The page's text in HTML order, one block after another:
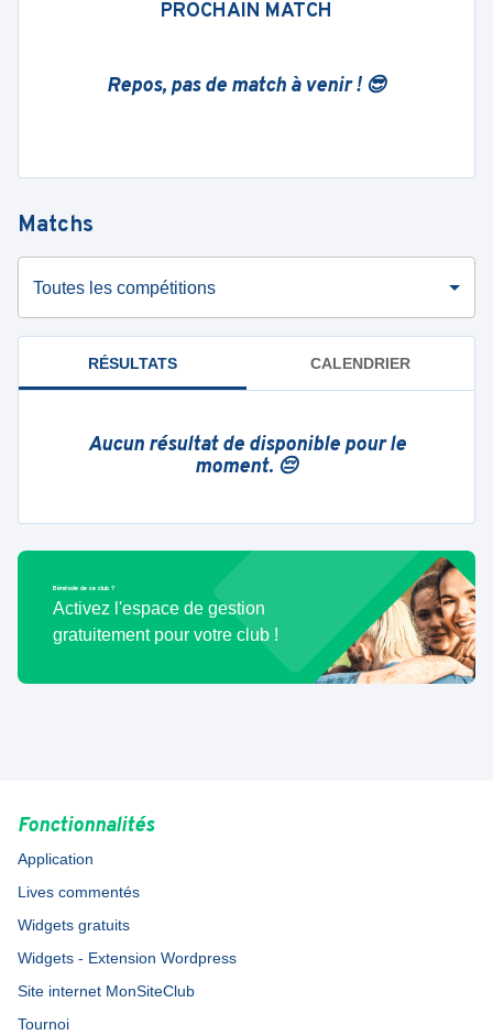
PROCHAIN MATCH
Repos, pas de match à venir ! 😎
Matchs
Toutes les compétitions
RÉSULTATS CALENDRIER
Aucun résultat de disponible pour le
moment. 😔
Bénévole de ce club ?
Activez l'espace de gestion
gratuitement pour votre club !
Fonctionnalités
Application
Lives commentés
Widgets gratuits
Widgets - Extension Wordpress
Site internet MonSiteClub
Tournoi